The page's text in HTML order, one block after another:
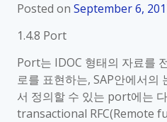
Posted on September 6,
1.4.8 Port
Port는 IDOC 형태의 자료를
로를 표현하는, SAP안에서의
서 정의할 수 있는 port에는
transactional RFC(Remote